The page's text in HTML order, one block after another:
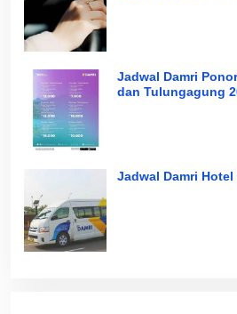
Jadwal Damri
dan Tulungagung
Jadwal Damri